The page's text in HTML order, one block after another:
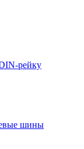
рейку
шины